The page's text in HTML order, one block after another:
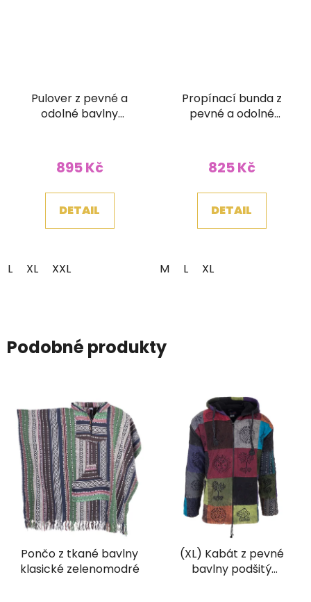
Pulover z pevné a
odolné bavlny
895 Kč
DETAIL
L XL XXL
Propínací bunda z
pevné a odolné
825 Kč
DETAIL
M L XL
Podobné produkty
Pončo z tkané bavlny
klasické zelenomodré
(XL) Kabát z pevné
bavlny podšitý